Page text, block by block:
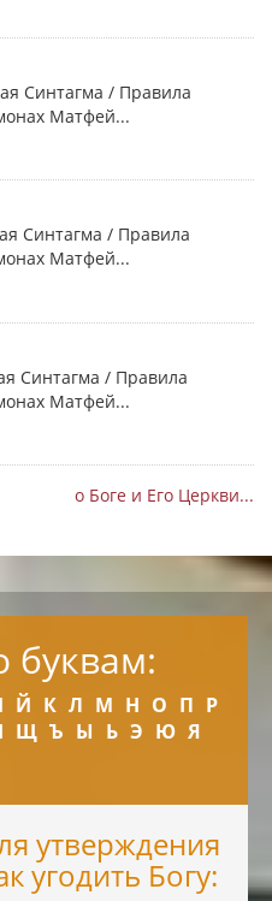
Синтагма / Правила
Матфей...
Синтагма / Правила
Матфей...
Синтагма / Правила
Матфей...
о Боге и Его Церкви...
буквам:
Й К Л М Н О П Р
Щ Ъ Ы Ь Э Ю Я
утверждения
угодить Богу: